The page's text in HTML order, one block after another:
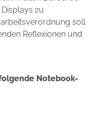
zu
soll
Reflexionen und
Notebook-